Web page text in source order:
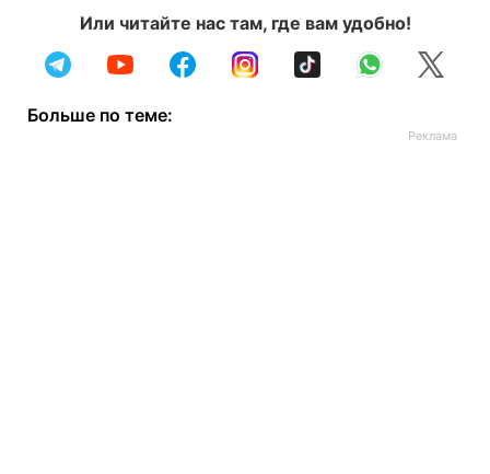
Или читайте нас там, где вам удобно!
Больше по теме: